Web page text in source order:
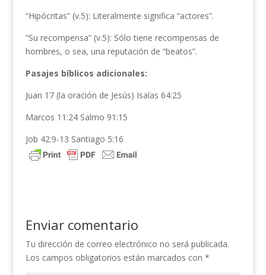
“Hipócritas” (v.5): Literalmente significa “actores”.
“Su recompensa” (v.5): Sólo tiene recompensas de
hombres, o sea, una reputación de “beatos”.
Pasajes bíblicos adicionales:
Juan 17 (la oración de Jesús) Isaías 64:25
Marcos 11:24 Salmo 91:15
Job 42:9-13 Santiago 5:16
Enviar comentario
Tu dirección de correo electrónico no será publicada.
Los campos obligatorios están marcados con *